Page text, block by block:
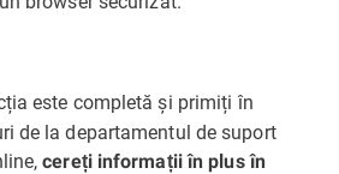
este completă și primiți în
de la departamentul de suport
cereți informații în plus în